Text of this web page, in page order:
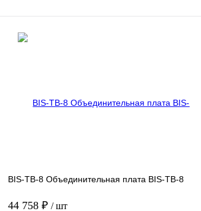
BIS-TB-8 Объединительная плата BIS-TB-8
44 758 ₽ / шт